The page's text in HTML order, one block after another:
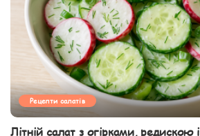
Рецепти салатів
Літній салат з огірками, редискою